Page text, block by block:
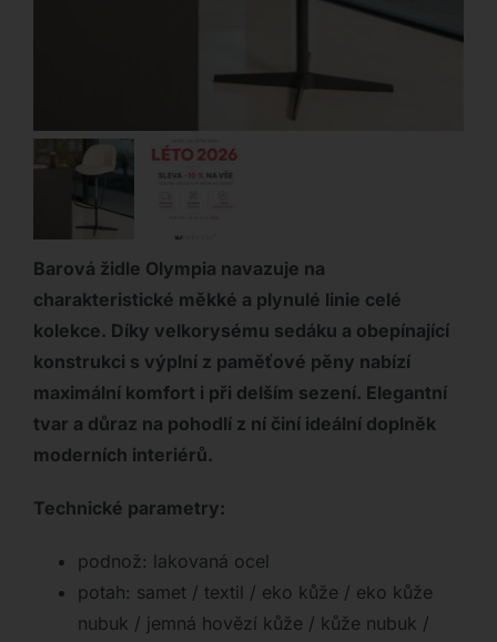
Barová židle Olympia navazuje na
charakteristické měkké a plynulé linie celé
kolekce. Díky velkorysému sedáku a obepínající
konstrukci s výplní z paměťové pěny nabízí
maximální komfort i při delším sezení. Elegantní
tvar a důraz na pohodlí z ní činí ideální doplněk
moderních interiérů.
Technické parametry:
podnož: lakovaná ocel
potah: samet / textil / eko kůže / eko kůže
nubuk / jemná hovězí kůže / kůže nubuk /